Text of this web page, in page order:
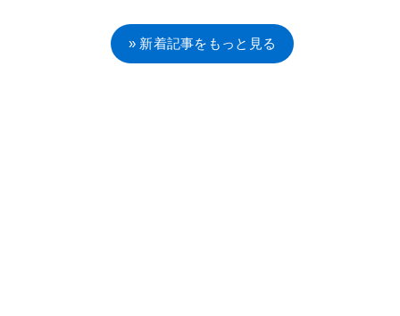
» 新着記事をもっと見る